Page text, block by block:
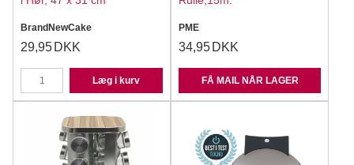
BrandNewCake
29,95 DKK
Læg i kurv
PME
34,95 DKK
FÅ MAIL NÅR LAGER